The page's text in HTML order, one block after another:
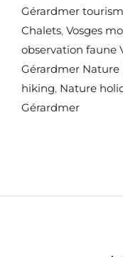
Gérardmer
Chalets, Vosges
observation faune
Gérardmer Nature
hiking, Nature
Gérardmer